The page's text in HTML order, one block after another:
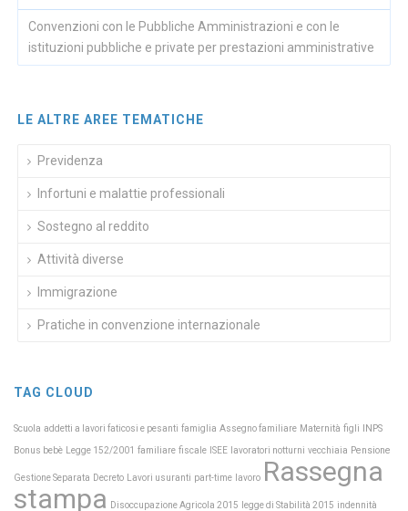
Convenzioni con le Pubbliche Amministrazioni e con le
istituzioni pubbliche e private per prestazioni amministrative
LE ALTRE AREE TEMATICHE
Previdenza
Infortuni e malattie professionali
Sostegno al reddito
Attività diverse
Immigrazione
Pratiche in convenzione internazionale
TAG CLOUD
Scuola addetti a lavori faticosi e pesanti famiglia Assegno familiare Maternità figli INPS
Bonus bebè Legge 152/2001 familiare fiscale ISEE lavoratori notturni vecchiaia Pensione
Gestione Separata Decreto Lavori usuranti part-time lavoro Rassegna
stampa
Disoccupazione Agricola 2015 legge di Stabilità 2015 indennità